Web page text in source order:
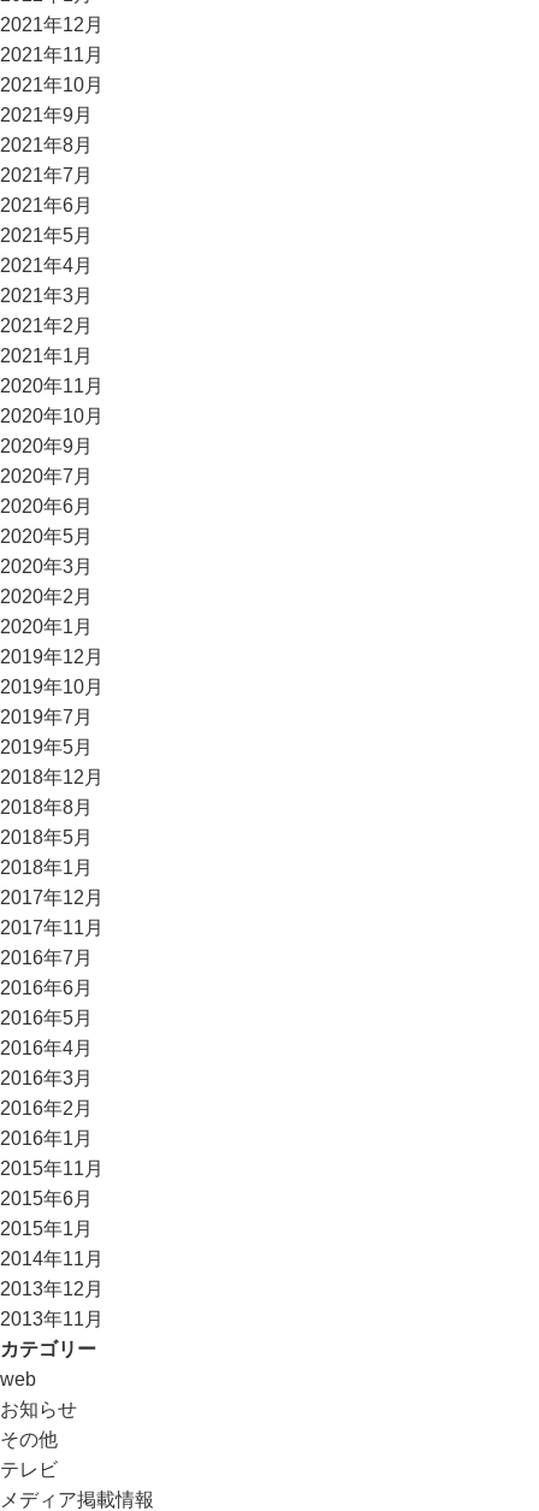
2021年12月
2021年11月
2021年10月
2021年9月
2021年8月
2021年7月
2021年6月
2021年5月
2021年4月
2021年3月
2021年2月
2021年1月
2020年11月
2020年10月
2020年9月
2020年7月
2020年6月
2020年5月
2020年3月
2020年2月
2020年1月
2019年12月
2019年10月
2019年7月
2019年5月
2018年12月
2018年8月
2018年5月
2018年1月
2017年12月
2017年11月
2016年7月
2016年6月
2016年5月
2016年4月
2016年3月
2016年2月
2016年1月
2015年11月
2015年6月
2015年1月
2014年11月
2013年12月
2013年11月
カテゴリー
web
お知らせ
その他
テレビ
メディア掲載情報